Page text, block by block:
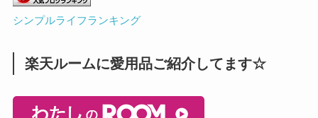
シンプルライフランキング
楽天ルームに愛用品ご紹介してます☆